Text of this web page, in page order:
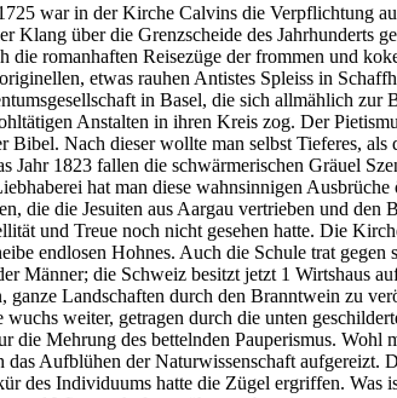
war in der Kirche Calvins die Verpflichtung
Klang über die Grenzscheide des
romanhaften Reisezüge der frommen und
etwas rauhen Antistes Spleiss in
in Basel, die sich allmählich
Anstalten in ihren Kreis zog. Der
Nach dieser wollte man selbst Tieferes,
Jahr 1823 fallen die schwärmerischen Gräuel
hat man diese wahnsinnigen
die die Jesuiten aus Aargau vertrieben und
und Treue noch nicht gesehen hatte. Die
endlosen Hohnes. Auch die Schule trat
Männer; die Schweiz besitzt jetzt 1 Wirtshaus
ganze Landschaften durch den Branntwein zu
weiter, getragen durch die unten
die Mehrung des bettelnden Pauperismus.
Aufblühen der Naturwissenschaft aufgereizt.
des Individuums hatte die Zügel ergriffen. Was